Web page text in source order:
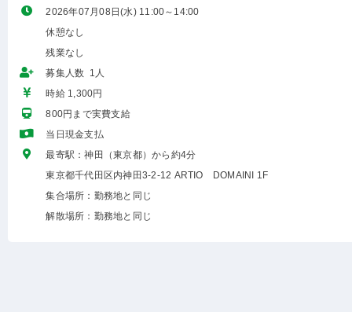
2026年07月08日(水) 11:00～14:00
休憩なし
残業なし
募集人数 1人
時給 1,300円
800円まで実費支給
当日現金支払
最寄駅：神田（東京都）から約4分
東京都千代田区内神田3-2-12 ARTIO DOMAINI 1F
集合場所：勤務地と同じ
解散場所：勤務地と同じ